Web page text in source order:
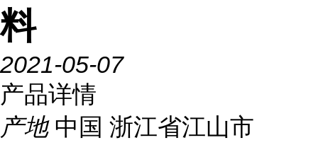
料
2021-05-07
产品详情
产地 中国 浙江省江山市